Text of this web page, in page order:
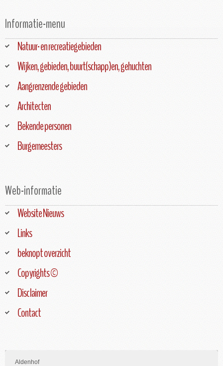
Informatie-menu
Natuur- en recreatiegebieden
Wijken, gebieden, buurt(schapp)en, gehuchten
Aangrenzende gebieden
Architecten
Bekende personen
Burgemeesters
Web-informatie
Website Nieuws
Links
beknopt overzicht
Copyrights ©
Disclaimer
Contact
Aldenhof